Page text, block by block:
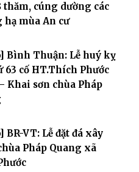
thăm, cúng dường các
hạ mùa An cư
Bình Thuận: Lễ huý kỵ
63 cố HT.Thích Phước
Khai sơn chùa Pháp
BR-VT: Lễ đặt đá xây
Pháp Quang xã